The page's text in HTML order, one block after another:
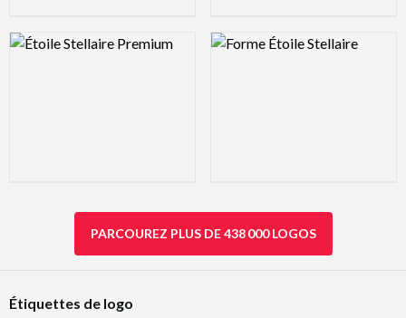
Logo Preview Image Logo Preview Image
PARCOUREZ PLUS DE 438 000 LOGOS
Étiquettes de logo